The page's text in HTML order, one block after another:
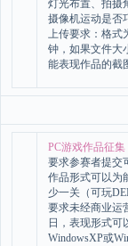
灯光布置、拍摄
摄像机运动是否
上传要求：格式
钟，如果文件大
能表现作品的截
PC游戏作品征集
要求参赛者提交
作品形式可以为
少一关（可玩
要求未经商业运
日，表现形式可
WindowsXP或